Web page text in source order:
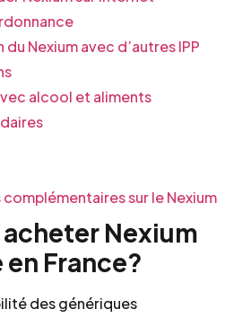
Nexium avec d’autres IPP
alcool et aliments
sur le Nexium
Nexium
France?
des génériques